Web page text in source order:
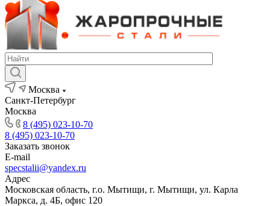
Москва
Санкт-Петербург
Москва
8 (495) 023-10-70
8 (495) 023-10-70
Заказать звонок
E-mail
specstalii@yandex.ru
Адрес
Московская область, г.о. Мытищи, г. Мытищи, ул. Карла
Маркса, д. 4Б, офис 120